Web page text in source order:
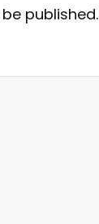
published.